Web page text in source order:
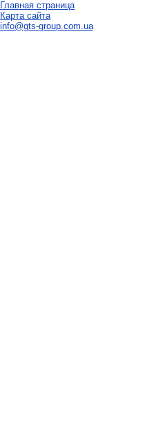
Главная страница
Карта сайта
info@gts-group.com.ua